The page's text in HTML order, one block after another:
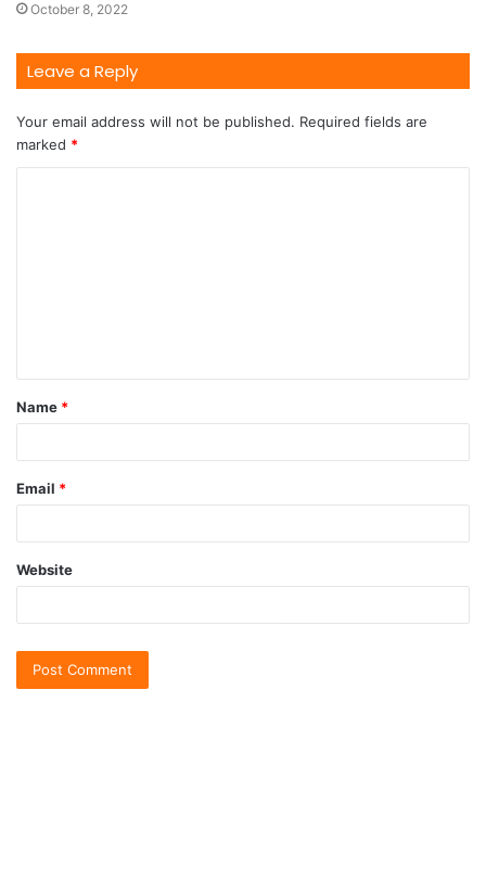
October 8, 2022
Leave a Reply
Your email address will not be published. Required fields are
marked *
Name *
Email *
Website